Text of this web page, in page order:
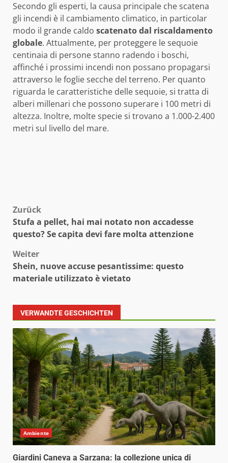
Secondo gli esperti, la causa principale che scatena
gli incendi è il cambiamento climatico, in particolar
modo il grande caldo scatenato dal riscaldamento
globale. Attualmente, per proteggere le sequoie
centinaia di persone stanno radendo i boschi,
affinché i prossimi incendi non possano propagarsi
attraverso le foglie secche del terreno. Per quanto
riguarda le caratteristiche delle sequoie, si tratta di
alberi millenari che possono superare i 100 metri di
altezza. Inoltre, molte specie si trovano a 1.000-2.400
metri sul livello del mare.
Beitragsnavigation
Zurück
Stufa a pellet, hai mai notato non accadesse
questo? Se capita devi fare molta attenzione
Weiter
Shein, nuove accuse pesantissime: questo
materiale utilizzato è vietato
VERWANDTE GESCHICHTEN
Ambiente
Giardini Caneva a Sarzana: la collezione unica di